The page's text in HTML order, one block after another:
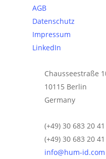
AGB
Datenschutz
Impressum
LinkedIn
Chausseestraße
10115 Berlin
Germany
(+49) 30 683 20
(+49) 30 683 20
info@hum-id.com